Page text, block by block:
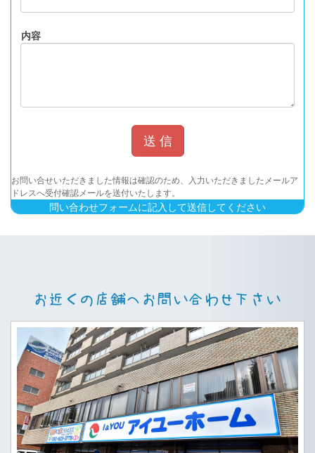
内容
お問い合せいただきました情報は確認のため、入力いただきましたメールア
ドレスへ受付確認メールを送付いたします。
問い合わせフォームに記入して送信してください